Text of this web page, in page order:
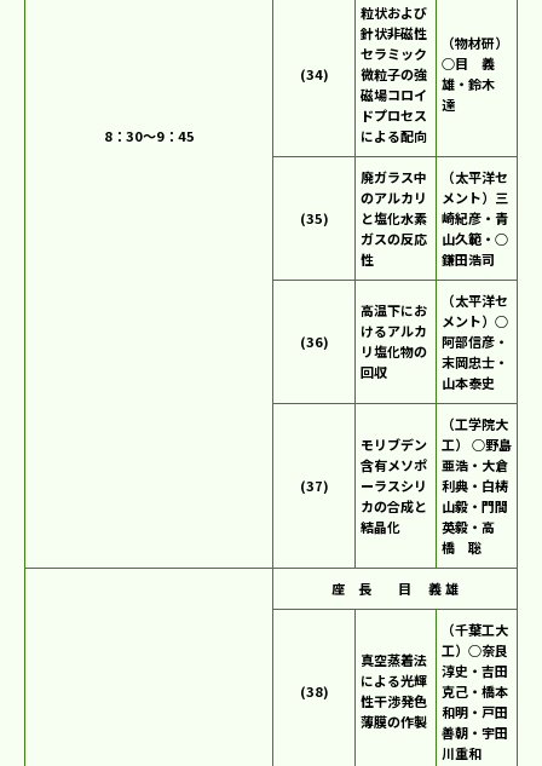
8：30～9：45
(34)
粒状および
針状非磁性
セラミック
微粒子の強
磁場コロイ
ドプロセス
による配向
（物材研）
○目 義
雄・鈴木
達
(35)
廃ガラス中
のアルカリ
と塩化水素
ガスの反応
性
（太平洋セ
メント）三
崎紀彦・青
山久範・○
鎌田浩司
(36)
高温下にお
けるアルカ
リ塩化物の
回収
（太平洋セ
メント）○
阿部信彦・
末岡忠士・
山本泰史
(37)
モリブデン
含有メソポ
ーラスシリ
カの合成と
結晶化
（工学院大
工） ○野島
亜浩・大倉
利典・白梼
山毅・門間
英毅・高
橋 聡
座 長 目 義 雄
(38)
真空蒸着法
による光輝
性干渉発色
薄膜の作製
（千葉工大
工）○奈良
淳史・吉田
克己・橋本
和明・戸田
善朝・宇田
川重和